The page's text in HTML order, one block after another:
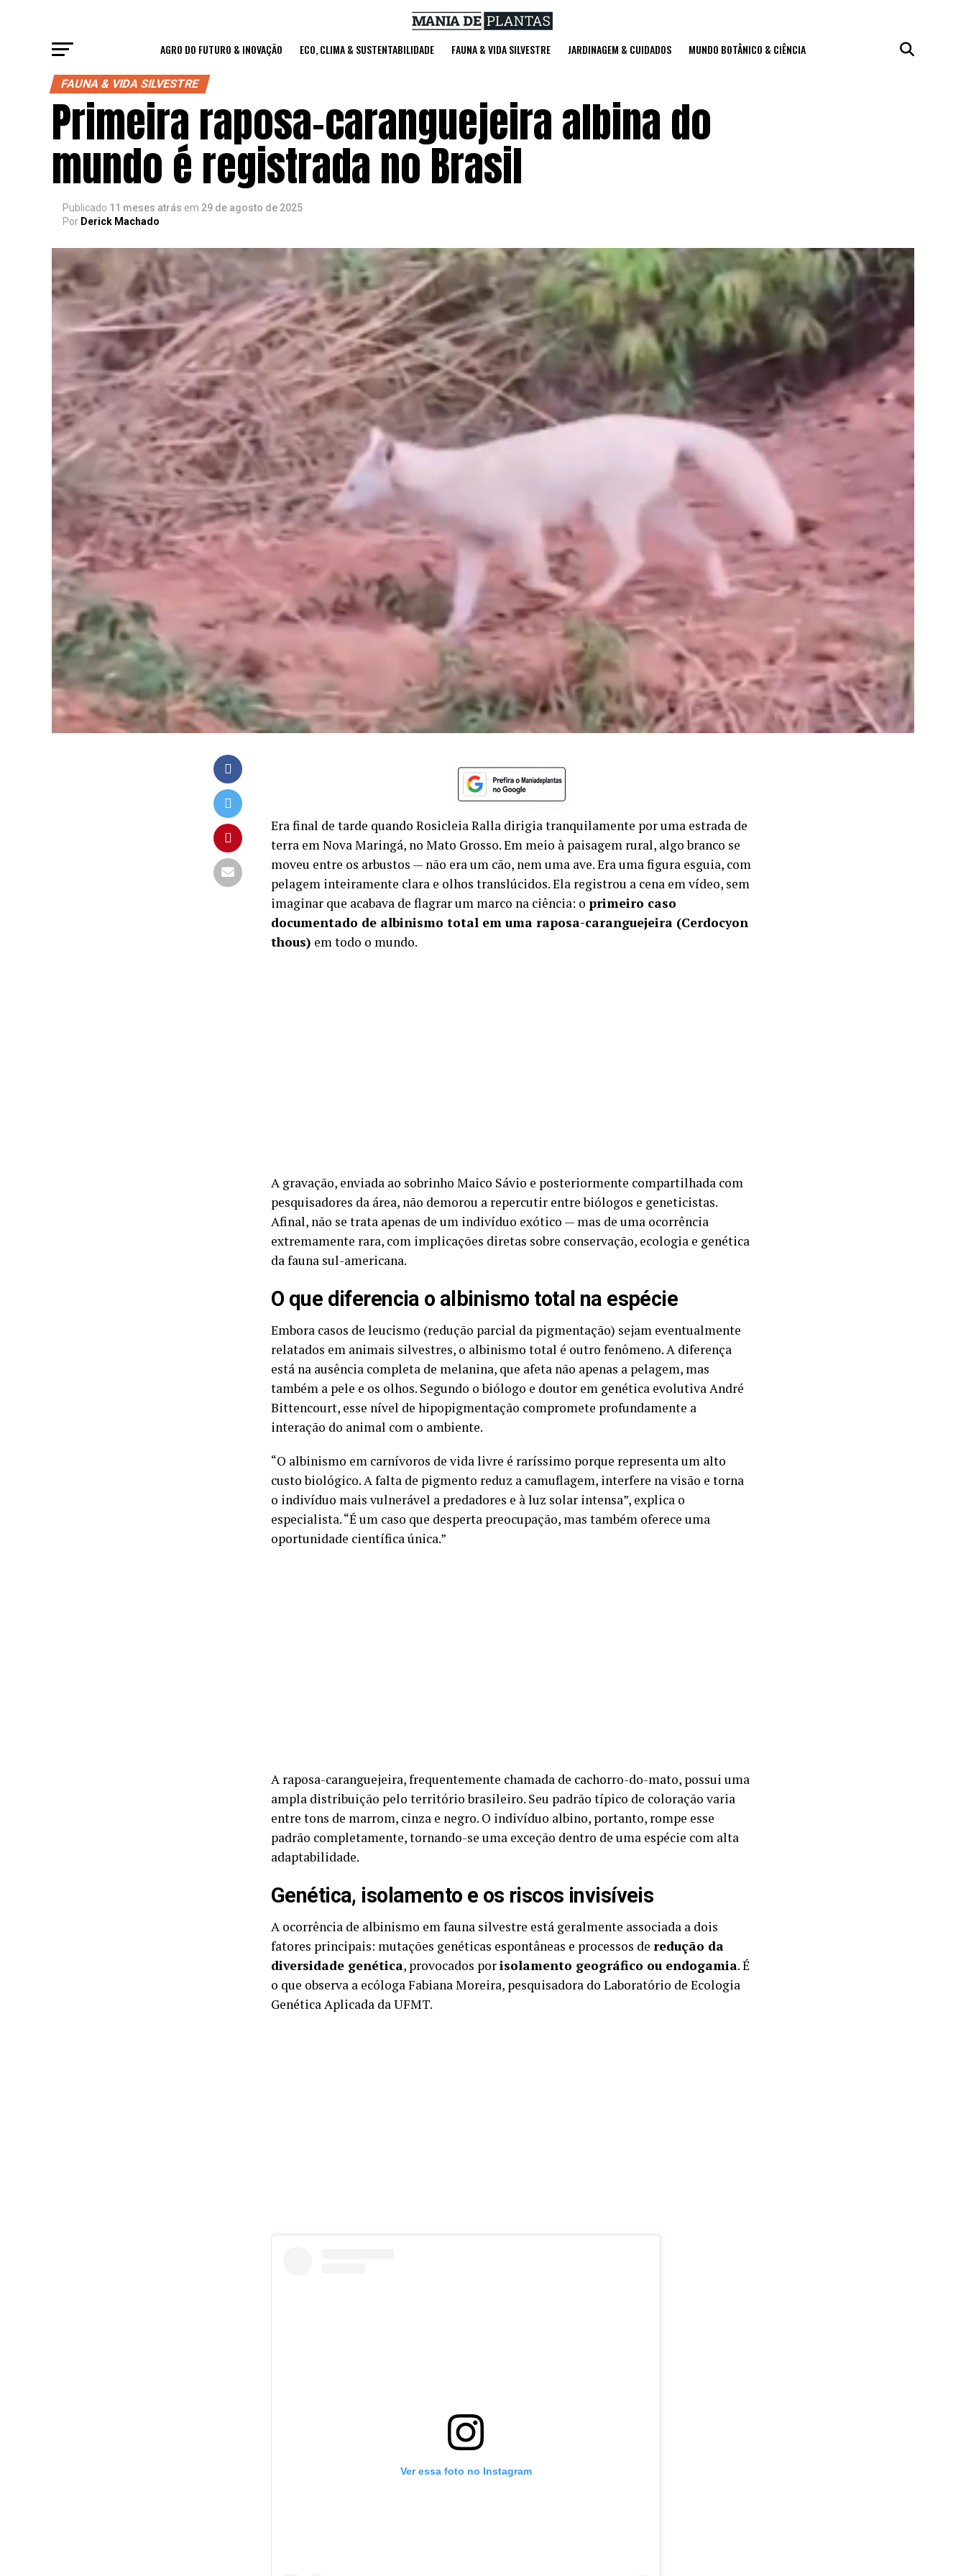
AGRO DO FUTURO & INOVAÇÃO ECO, CLIMA & SUSTENTABILIDADE FAUNA & VIDA SILVESTRE JARDINAGEM & CUIDADOS MUNDO BOTÂNICO & CIÊNCIA
FAUNA & VIDA SILVESTRE
Primeira raposa-caranguejeira albina do
mundo é registrada no Brasil
Publicado 11 meses atrás em 29 de agosto de 2025
Por Derick Machado
Era final de tarde quando Rosicleia Ralla dirigia tranquilamente por uma estrada de
terra em Nova Maringá, no Mato Grosso. Em meio à paisagem rural, algo branco se
moveu entre os arbustos — não era um cão, nem uma ave. Era uma figura esguia, com
pelagem inteiramente clara e olhos translúcidos. Ela registrou a cena em vídeo, sem
imaginar que acabava de flagrar um marco na ciência: o primeiro caso
documentado de albinismo total em uma raposa-caranguejeira (Cerdocyon
thous) em todo o mundo.
A gravação, enviada ao sobrinho Maico Sávio e posteriormente compartilhada com
pesquisadores da área, não demorou a repercutir entre biólogos e geneticistas.
Afinal, não se trata apenas de um indivíduo exótico — mas de uma ocorrência
extremamente rara, com implicações diretas sobre conservação, ecologia e genética
da fauna sul-americana.
O que diferencia o albinismo total na espécie
Embora casos de leucismo (redução parcial da pigmentação) sejam eventualmente
relatados em animais silvestres, o albinismo total é outro fenômeno. A diferença
está na ausência completa de melanina, que afeta não apenas a pelagem, mas
também a pele e os olhos. Segundo o biólogo e doutor em genética evolutiva André
Bittencourt, esse nível de hipopigmentação compromete profundamente a
interação do animal com o ambiente.
“O albinismo em carnívoros de vida livre é raríssimo porque representa um alto
custo biológico. A falta de pigmento reduz a camuflagem, interfere na visão e torna
o indivíduo mais vulnerável a predadores e à luz solar intensa”, explica o
especialista. “É um caso que desperta preocupação, mas também oferece uma
oportunidade científica única.”
A raposa-caranguejeira, frequentemente chamada de cachorro-do-mato, possui uma
ampla distribuição pelo território brasileiro. Seu padrão típico de coloração varia
entre tons de marrom, cinza e negro. O indivíduo albino, portanto, rompe esse
padrão completamente, tornando-se uma exceção dentro de uma espécie com alta
adaptabilidade.
Genética, isolamento e os riscos invisíveis
A ocorrência de albinismo em fauna silvestre está geralmente associada a dois
fatores principais: mutações genéticas espontâneas e processos de redução da
diversidade genética, provocados porisolamento geográfico ou endogamia. É
o que observa a ecóloga Fabiana Moreira, pesquisadora do Laboratório de Ecologia
Genética Aplicada da UFMT.
Ver essa foto no Instagram